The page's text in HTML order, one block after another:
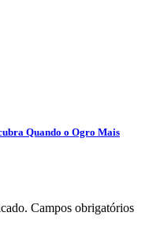
Quando o Ogro Mais
Campos obrigatórios